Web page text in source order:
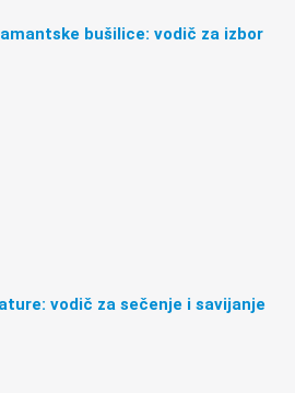
bušilice: vodič za izbor
vodič za sečenje i savijanje